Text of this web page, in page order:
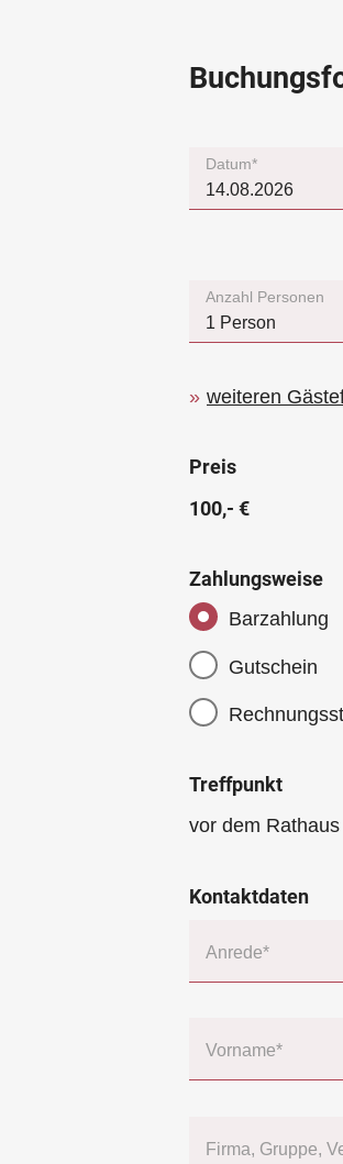
Datum*
Anzahl Personen
weiteren
Preis
100,- €
Zahlungsweise
Barzahlung
Gutschein
Treffpunkt
vor dem
Kontaktdaten
Anrede*
Vorname*
Firma, Gruppe,